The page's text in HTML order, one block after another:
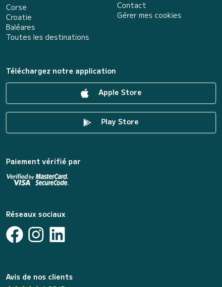
Corse
Croatie
Baléares
Toutes les destinations
Contact
Gérer mes cookies
Téléchargez notre application
Apple Store
Play Store
Paiement vérifié par
Réseaux sociaux
Avis de nos clients